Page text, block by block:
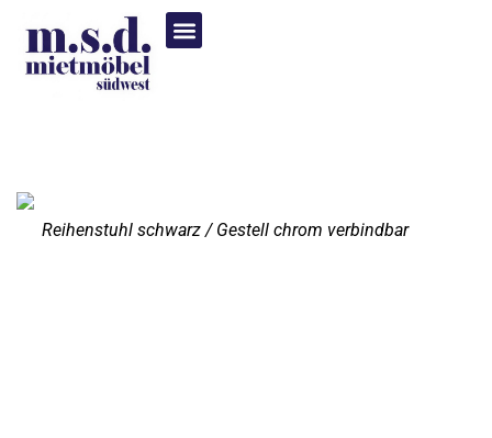
Reihenstuhl schwarz / Gestell chrom verbindbar